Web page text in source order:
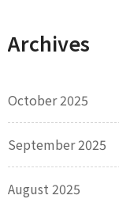
Archives
October 2025
September 2025
August 2025